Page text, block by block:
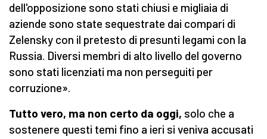
dell'opposizione sono stati chiusi e migliaia di
aziende sono state sequestrate dai compari di
Zelensky con il pretesto di presunti legami con la
Russia. Diversi membri di alto livello del governo
sono stati licenziati ma non perseguiti per
corruzione».
Tutto vero, ma non certo da oggi, solo che a
sostenere questi temi fino a ieri si veniva accusati